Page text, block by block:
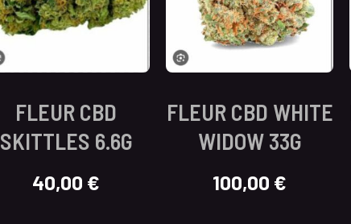
FLEUR CBD
SKITTLES 6.6G
40,00 €
FLEUR CBD WHITE
WIDOW 33G
100,00 €